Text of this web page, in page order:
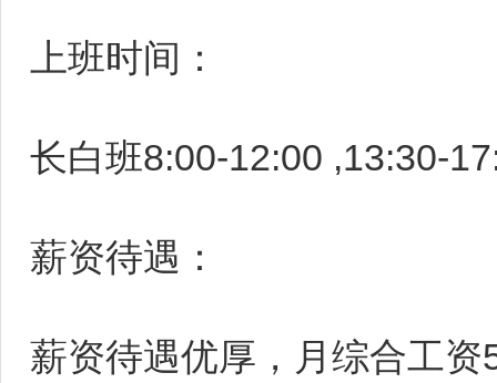
上班时间：
长白班8:00-12:00 ,13:30-
薪资待遇：
薪资待遇优厚，月综合工